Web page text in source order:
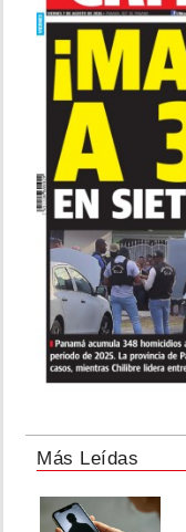
Más Leídas